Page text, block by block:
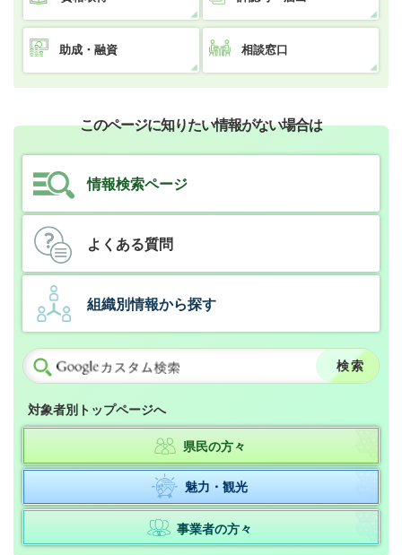
助成・融資 相談窓口
このページに知りたい情報がない場合は
情報検索ページ
よくある質問
組織別情報から探す
対象者別トップページへ
県民の方々
魅力・観光
事業者の方々